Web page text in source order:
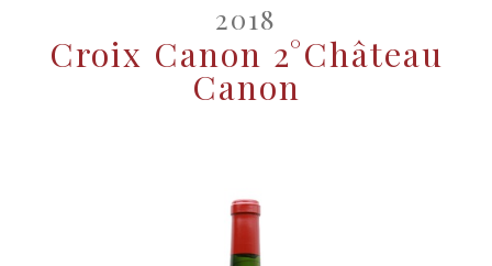
2018
Croix Canon 2°Château
Canon